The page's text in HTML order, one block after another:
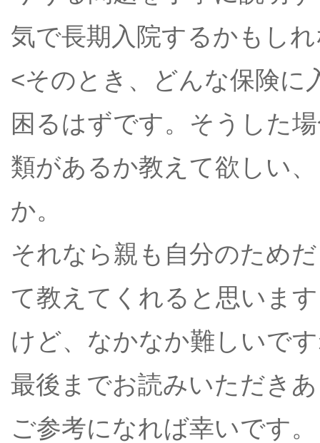
気で長期入院するかもし
<そのとき、どんな保険に
困るはずです。そうした
類があるか教えて欲しい
か。
それなら親も自分のため
て教えてくれると思いま
けど、なかなか難しいで
最後までお読みいただき
ご参考になれば幸いです。